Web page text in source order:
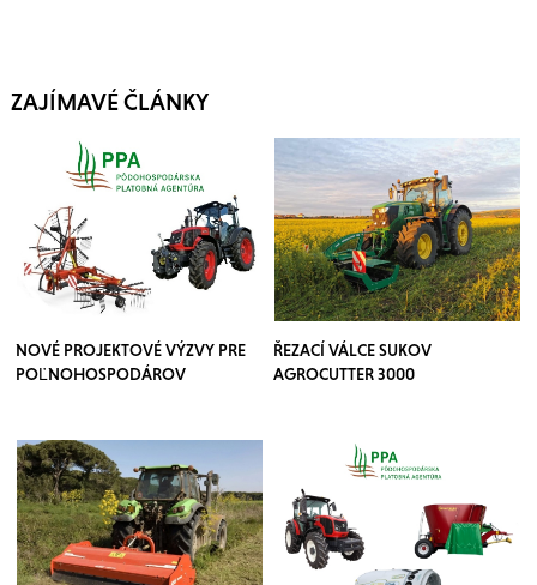
ZAJÍMAVÉ ČLÁNKY
NOVÉ PROJEKTOVÉ VÝZVY PRE
POĽNOHOSPODÁROV
ŘEZACÍ VÁLCE SUKOV
AGROCUTTER 3000